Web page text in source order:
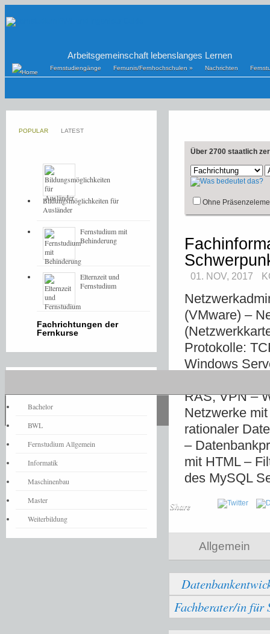
Arbeitsgemeinschaft lebenslanges Lernen
Fernstudiengänge Fernunis/Fernhochschulen » Nachrichten
Über 2700 staatlich
Ohne
01. NOV, 2017
(VMware) –
Protokolle:
Windows
RAS, VPN –
Netzwerke
rationaler
–
mit HTML –
des MySQL
Share
Allgemein
Fachberater/in für
POPULAR LATEST
Bildungsmöglichkeiten für
Ausländer
Fernstudium mit
Behinderung
Elternzeit und
Fernstudium
Fachrichtungen der
Fernkurse
Bachelor
BWL
Fernstudium Allgemein
Informatik
Maschinenbau
Master
Weiterbildung